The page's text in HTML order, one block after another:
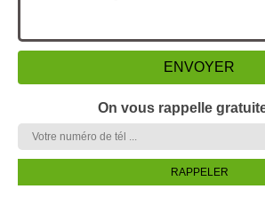
On vous rappelle